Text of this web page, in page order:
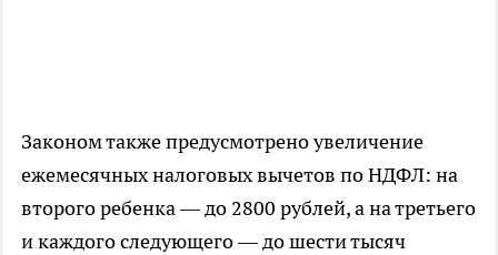
Законом также предусмотрено увеличение
ежемесячных налоговых вычетов по НДФЛ: на
второго ребенка — до 2800 рублей, а на третьего
и каждого следующего — до шести тысяч